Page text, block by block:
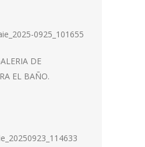
DE
EL BAÑO.